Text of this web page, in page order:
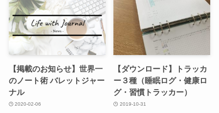
【掲載のお知らせ】世界一
のノート術 バレットジャー
ナル
2020-02-06
【ダウンロード】トラッカ
ー３種（睡眠ログ・健康ロ
グ・習慣トラッカー）
2019-10-31